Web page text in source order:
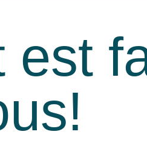
est